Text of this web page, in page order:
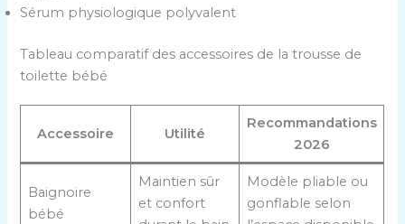
Sérum physiologique polyvalent
Tableau comparatif des accessoires de la trousse de
toilette bébé
Accessoire Utilité
Recommandations
2026
Baignoire
bébé
Maintien sûr
et confort
Modèle pliable ou
gonflable selon